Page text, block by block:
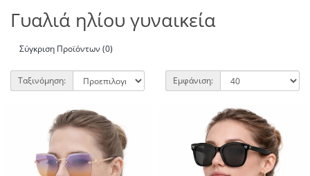
Γυαλιά ηλίου γυναικεία
Σύγκριση Προϊόντων (0)
Ταξινόμηση: Εμφάνιση: